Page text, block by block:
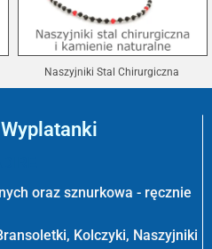
Naszyjniki Stal Chirurgiczna
oraz sznurkowa - ręcznie
Kolczyki, Naszyjniki